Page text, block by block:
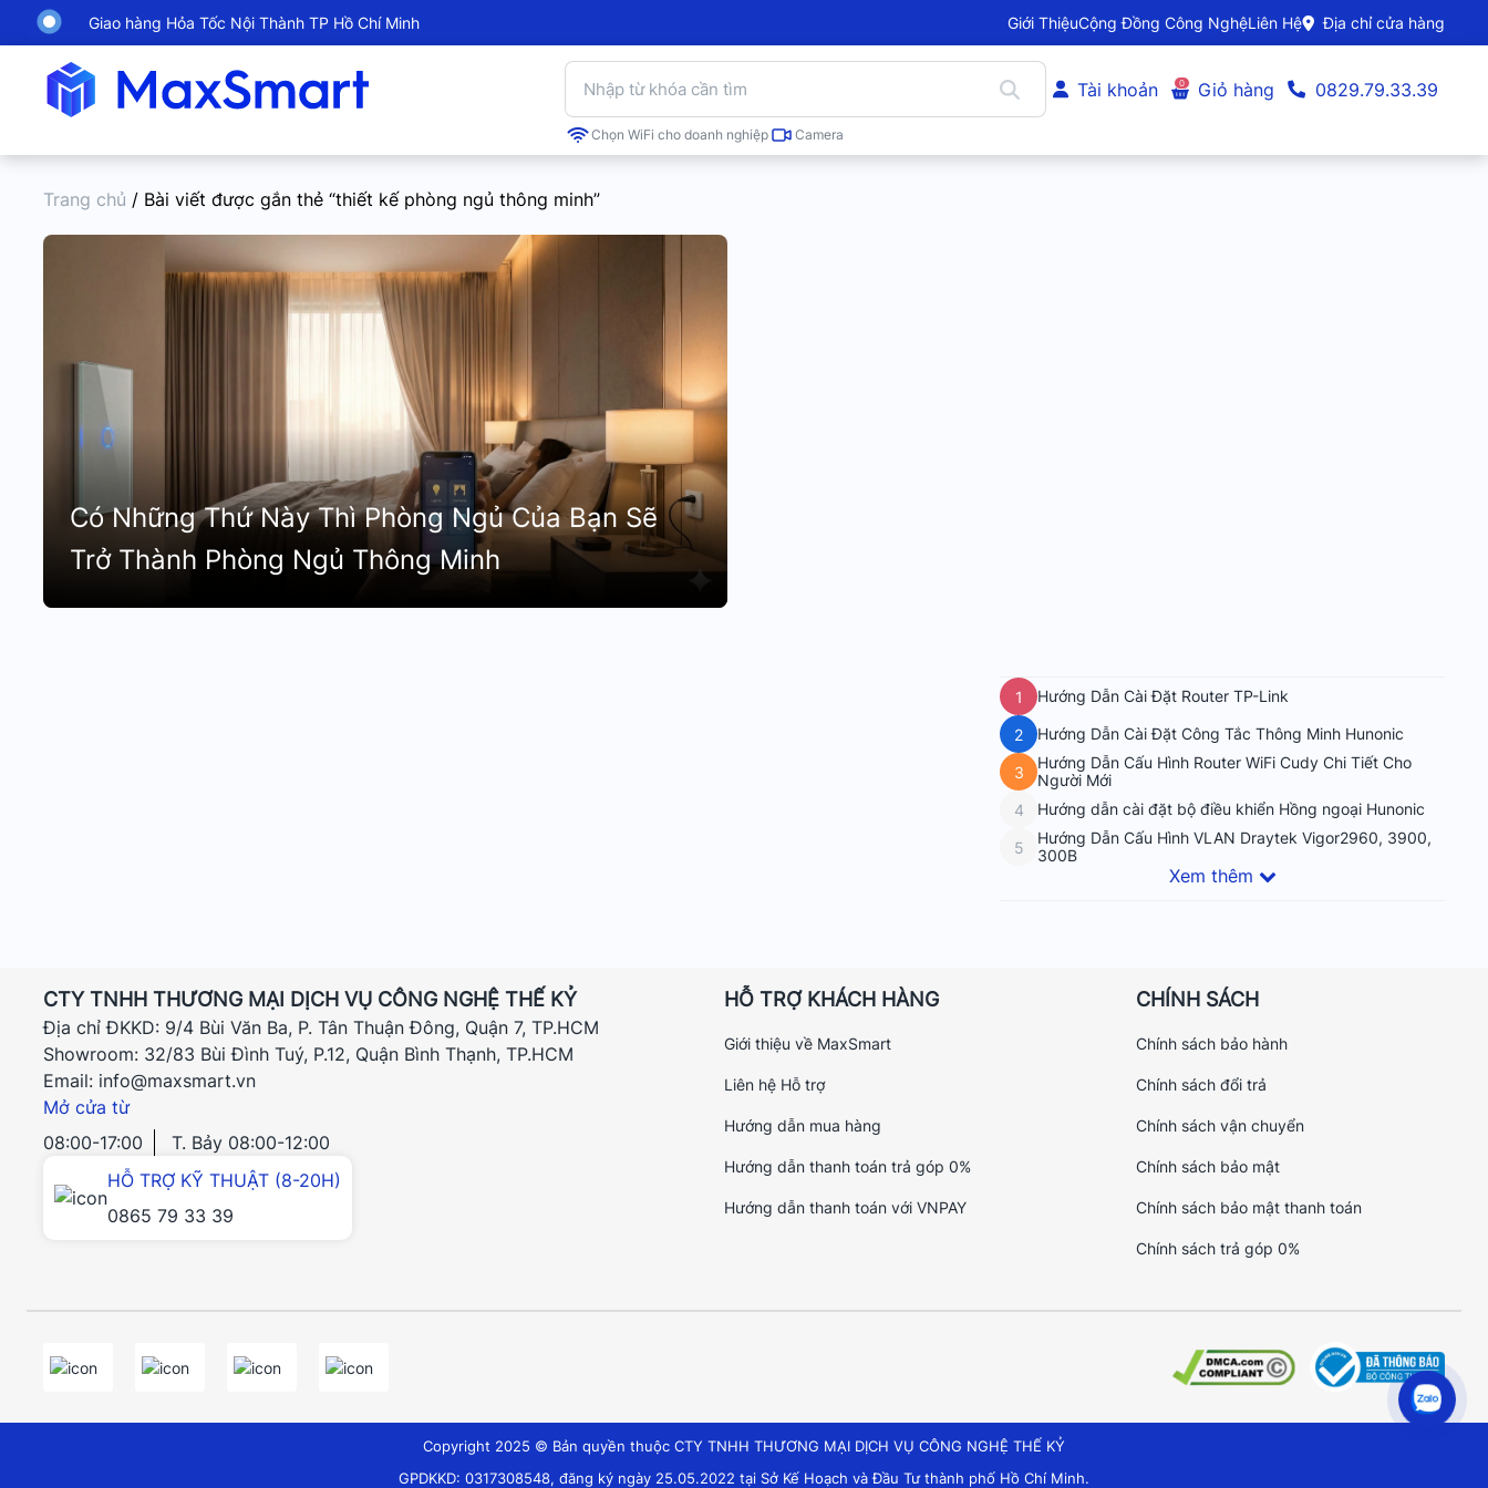
Giao hàng Hỏa Tốc Nội Thành TP Hồ Chí Minh Giới ThiệuCộng Đồng Công NghệLiên Hệ Địa chỉ cửa hàng
Chọn WiFi cho doanh nghiệp Camera
Tài khoản 0 Giỏ hàng 0829.79.33.39
Trang chủ / Bài viết được gắn thẻ “thiết kế phòng ngủ thông minh”
Có Những Thứ Này Thì Phòng Ngủ Của Bạn Sẽ
Trở Thành Phòng Ngủ Thông Minh
1 Hướng Dẫn Cài Đặt Router TP-Link
2 Hướng Dẫn Cài Đặt Công Tắc Thông Minh Hunonic
3
Hướng Dẫn Cấu Hình Router WiFi Cudy Chi Tiết Cho
Người Mới
4
Hướng dẫn cài đặt bộ điều khiển Hồng ngoại Hunonic
5
Hướng Dẫn Cấu Hình VLAN Draytek Vigor2960, 3900,
300B
Xem thêm
CTY TNHH THƯƠNG MẠI DỊCH VỤ CÔNG NGHỆ THẾ KỶ
Địa chỉ ĐKKD: 9/4 Bùi Văn Ba, P. Tân Thuận Đông, Quận 7, TP.HCM
Showroom: 32/83 Bùi Đình Tuý, P.12, Quận Bình Thạnh, TP.HCM
Email: info@maxsmart.vn
Mở cửa từ
08:00-17:00
T. Bảy 08:00-12:00
HỖ TRỢ KỸ THUẬT (8-20H)
0865 79 33 39
HỖ TRỢ KHÁCH HÀNG
Giới thiệu về MaxSmart
Liên hệ Hỗ trợ
Hướng dẫn mua hàng
Hướng dẫn thanh toán trả góp 0%
Hướng dẫn thanh toán với VNPAY
CHÍNH SÁCH
Chính sách bảo hành
Chính sách đổi trả
Chính sách vận chuyển
Chính sách bảo mật
Chính sách bảo mật thanh toán
Chính sách trả góp 0%
Copyright 2025 © Bản quyền thuộc CTY TNHH THƯƠNG MẠI DỊCH VỤ CÔNG NGHỆ THẾ KỶ
GPDKKD: 0317308548, đăng ký ngày 25.05.2022 tại Sở Kế Hoạch và Đầu Tư thành phố Hồ Chí Minh.